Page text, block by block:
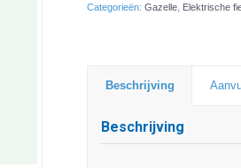
Categorieën: Gazelle Elektrische
Beschrijving
Beschrijving